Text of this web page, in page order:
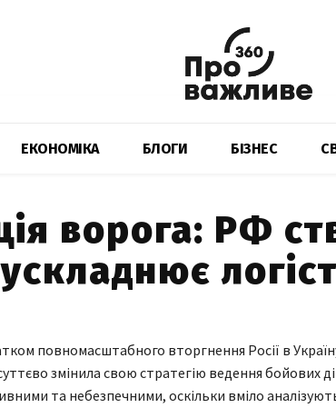
ЕКОНОМІКА БЛОГИ БІЗНЕС
ворога: РФ
повномасштабного вторгнення Росії в
змінила свою стратегію ведення бойових
та небезпечними, оскільки вміло